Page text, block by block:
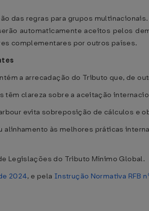
das regras para grupos
automaticamente aceitos pelos
complementares por outros países.
a arrecadação do Tributo que, de
têm clareza sobre a aceitação
evita sobreposição de cálculos e
às melhores práticas
Legislações do Tributo Mínimo Global.
2024, e pela Instrução Normativa RFB